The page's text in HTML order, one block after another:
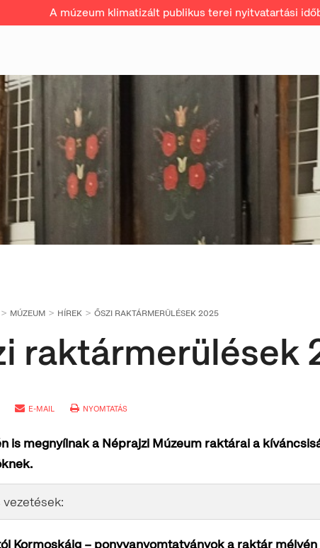
A múzeum klimatizált publikus terei nyitvatartási
MÚZEUM HÍREK ŐSZI RAKTÁRMERÜLÉSEK 2025
raktármerülések
E-MAIL NYOMTATÁS
is megnyílnak a Néprajzi Múzeum raktárai a
Kormoskáig – ponyvanyomtatványok a raktár mélyén